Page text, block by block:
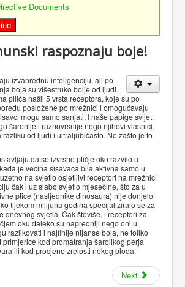
Documents
raspoznaju boje!
izvanrednu inteligenciju, ali po
boja su višestruko bolje od ljudi.
pilića našli 5 vrsta receptora, koje su po
posložene po mrežnici i omogućavaju
mogu samo sanjati. I naše papige svijet
šarenije i raznovrsnije nego njihovi vlasnici.
razliku od ljudi i ultraljubičasto. No zašto je to
da se izvrsno ptičje oko razvilo u
je većina sisavaca bila aktivna samo u
na svjetlo osjetljivi receptori na mrežnici
čak i uz slabo svjetlo mjesečine, što za u
ptice (nasljednike dinosaura) nije donjelo
tijekom milijuna godina specijaliziralo se za
dnevnog svjetla. Čak štoviše, i receptori za
oku daleko su napredniji nego oni u
razlikovati i najfinije nijanse boja, ne toliko
kod promatranja šarolikog perja
ili kod procjene zrelosti nekog ploda.
Next